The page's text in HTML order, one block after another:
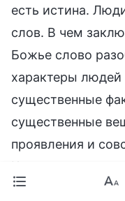
есть истина.
слов. В чем
Божье слово
характеры людей
существенные
существенные
проявления и
Когда
внешних